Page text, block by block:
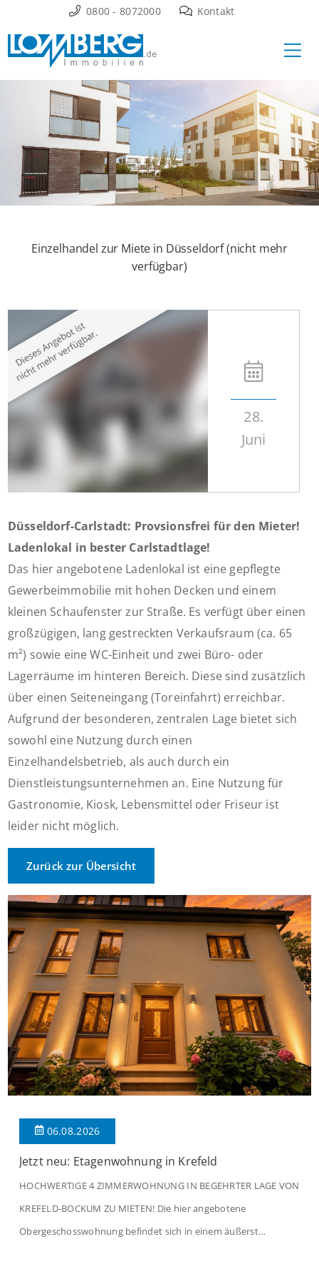
Inhalt
springen
0800 - 8072000 Kontakt
Einzelhandel zur Miete in Düsseldorf (nicht mehr
verfügbar)
28.
Juni
Düsseldorf-Carlstadt: Provsionsfrei für den Mieter!
Ladenlokal in bester Carlstadtlage!
Das hier angebotene Ladenlokal ist eine gepflegte
Gewerbeimmobilie mit hohen Decken und einem
kleinen Schaufenster zur Straße. Es verfügt über einen
großzügigen, lang gestreckten Verkaufsraum (ca. 65
m²) sowie eine WC-Einheit und zwei Büro- oder
Lagerräume im hinteren Bereich. Diese sind zusätzlich
über einen Seiteneingang (Toreinfahrt) erreichbar.
Aufgrund der besonderen, zentralen Lage bietet sich
sowohl eine Nutzung durch einen
Einzelhandelsbetrieb, als auch durch ein
Dienstleistungsunternehmen an. Eine Nutzung für
Gastronomie, Kiosk, Lebensmittel oder Friseur ist
leider nicht möglich.
Zurück zur Übersicht
06.08.2026
Jetzt neu: Etagenwohnung in Krefeld
HOCHWERTIGE 4 ZIMMERWOHNUNG IN BEGEHRTER LAGE VON
KREFELD-BOCKUM ZU MIETEN! Die hier angebotene
Obergeschosswohnung befindet sich in einem äußerst